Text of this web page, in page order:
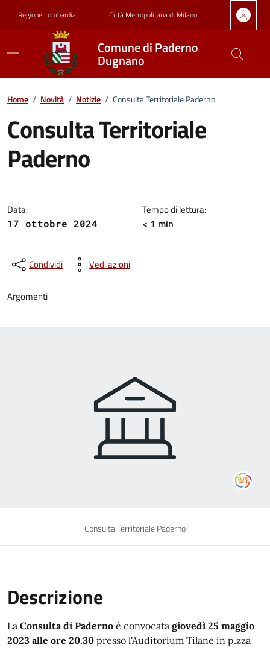
Regione Lombardia Città Metropolitana di Milano
Comune di Paderno
Dugnano
Home / Novità / Notizie / Consulta Territoriale Paderno
Consulta Territoriale
Paderno
Data:
17 ottobre 2024
Tempo di lettura:
< 1 min
Condividi Vedi azioni
Argomenti
Consulta Territoriale Paderno
Descrizione
La Consulta di Paderno è convocata giovedì 25 maggio
2023 alle ore 20.30 presso l'Auditorium Tilane in p.zza